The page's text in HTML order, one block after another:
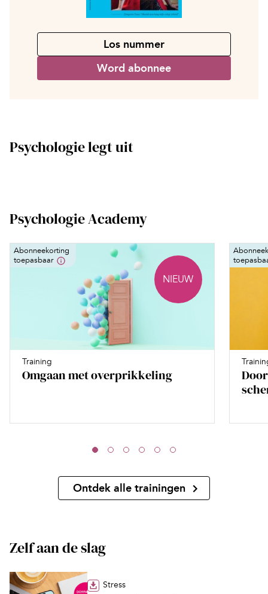
Los nummer
Word abonnee
Psychologie legt uit
Psychologie Academy
Abonneekorting
toepasbaar
NIEUW
Training
Omgaan met overprikkeling
Ontdek alle trainingen
Zelf aan de slag
Stress